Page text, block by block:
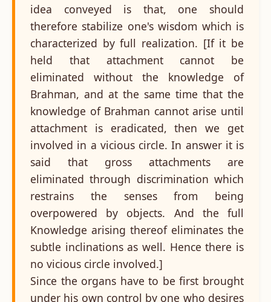
idea conveyed is that, one should
therefore stabilize one's wisdom which is
characterized by full realization. [If it be
held that attachment cannot be
eliminated without the knowledge of
Brahman, and at the same time that the
knowledge of Brahman cannot arise until
attachment is eradicated, then we get
involved in a vicious circle. In answer it is
said that gross attachments are
eliminated through discrimination which
restrains the senses from being
overpowered by objects. And the full
Knowledge arising thereof eliminates the
subtle inclinations as well. Hence there is
no vicious circle involved.]
Since the organs have to be first brought
under his own control by one who desires